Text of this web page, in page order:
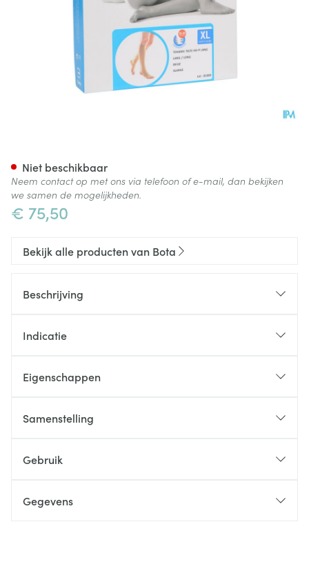
€ 75,50
Niet beschikbaar
Neem contact op met ons via telefoon of e-mail, dan bekijken
we samen de mogelijkheden.
Bekijk alle producten van Bota
Beschrijving
Indicatie
Eigenschappen
Samenstelling
Gebruik
Gegevens